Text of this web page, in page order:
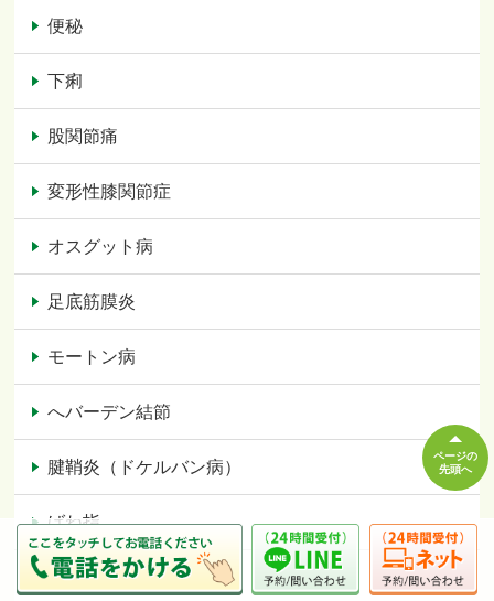
便秘
下痢
股関節痛
変形性膝関節症
オスグット病
足底筋膜炎
モートン病
へバーデン結節
腱鞘炎（ドケルバン病）
ばね指
産後の骨盤矯正
ページの
先頭へ